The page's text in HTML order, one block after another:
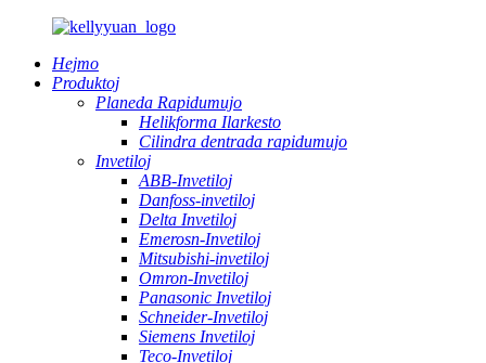
Hejmo
Produktoj
Planeda Rapidumujo
Helikforma Ilarkesto
Cilindra dentrada rapidumujo
Invetiloj
ABB-Invetiloj
Danfoss-invetiloj
Delta Invetiloj
Emerosn-Invetiloj
Mitsubishi-invetiloj
Omron-Invetiloj
Panasonic Invetiloj
Schneider-Invetiloj
Siemens Invetiloj
Teco-Invetiloj